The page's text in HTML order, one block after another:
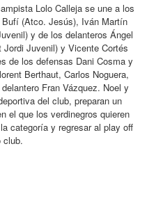
Lolo Calleja se une a los
(Atco. Jesús), Iván Martín
y de los delanteros Ángel
Juvenil) y Vicente Cortés
de los defensas Dani Cosma y
Berthaut, Carlos Noguera,
Fran Vázquez. Noel y
del club, preparan un
el que los verdinegros quieren
categoría y regresar al play off
club.